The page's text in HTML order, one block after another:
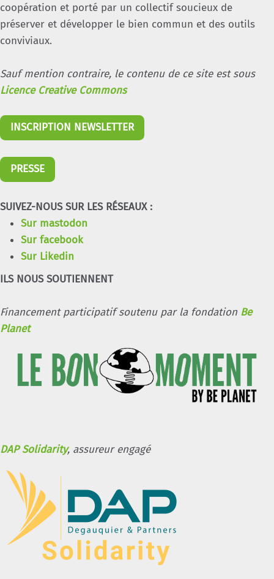
coopération et porté par un collectif soucieux de
préserver et développer le bien commun et des outils
conviviaux.
Sauf mention contraire, le contenu de ce site est sous
Licence Creative Commons
INSCRIPTION NEWSLETTER
PRESSE
SUIVEZ-NOUS SUR LES RÉSEAUX :
Sur mastodon
Sur facebook
Sur Likedin
ILS NOUS SOUTIENNENT
Financement participatif soutenu par la fondation Be
Planet
DAP Solidarity, assureur engagé